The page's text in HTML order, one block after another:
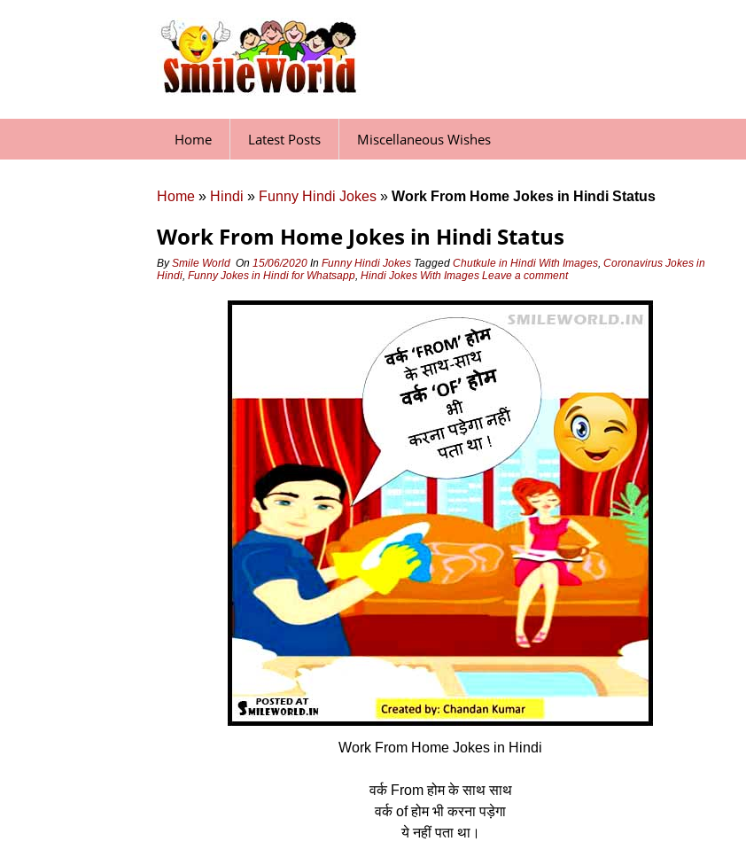
Home Latest Posts Miscellaneous Wishes
Home » Hindi » Funny Hindi Jokes » Work From Home Jokes in Hindi Status
Work From Home Jokes in Hindi Status
BySmile World On 15/06/2020 In Funny Hindi Jokes Tagged Chutkule in Hindi With Images, Coronavirus Jokes in
Hindi, Funny Jokes in Hindi for Whatsapp, Hindi Jokes With Images Leave a comment
Work From Home Jokes in Hindi
वर्क From होम के साथ साथ
वर्क of होम भी करना पड़ेगा
ये नहीं पता था।